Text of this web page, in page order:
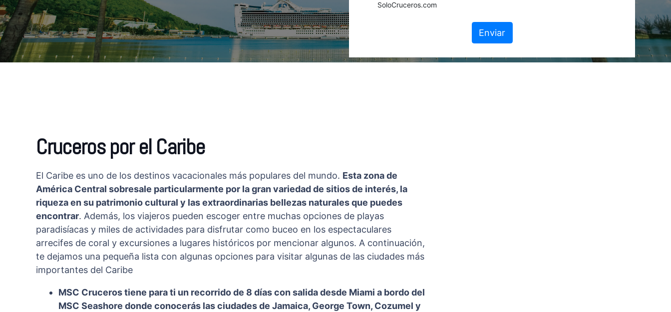
SoloCruceros.com
Enviar
Cruceros por el Caribe
El Caribe es uno de los destinos vacacionales más populares del mundo. Esta zona de
América Central sobresale particularmente por la gran variedad de sitios de interés, la
riqueza en su patrimonio cultural y las extraordinarias bellezas naturales que puedes
encontrar. Además, los viajeros pueden escoger entre muchas opciones de playas
paradisíacas y miles de actividades para disfrutar como buceo en los espectaculares
arrecifes de coral y excursiones a lugares históricos por mencionar algunos. A continuación,
te dejamos una pequeña lista con algunas opciones para visitar algunas de las ciudades más
importantes del Caribe
MSC Cruceros tiene para ti un recorrido de 8 días con salida desde Miami a bordo del
MSC Seashore donde conocerás las ciudades de Jamaica, George Town, Cozumel y